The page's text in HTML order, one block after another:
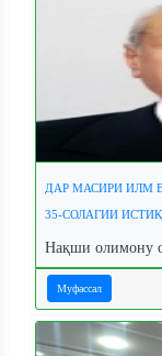
ДАР МАСИРИ ИЛМ
35-СОЛАГИИ
Нақши олимону
Муфассал